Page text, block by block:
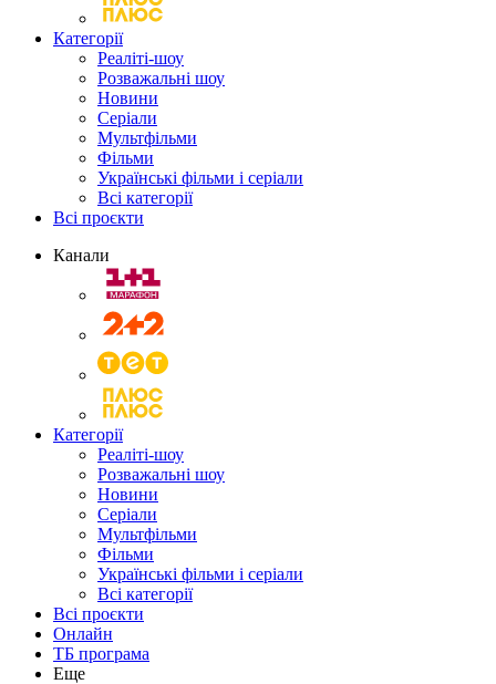
Категорії
Реаліті-шоу
Розважальні шоу
Новини
Серіали
Мультфільми
Фільми
Українські фільми і серіали
Всі категорії
Всі проєкти
Канали
Категорії
Реаліті-шоу
Розважальні шоу
Новини
Серіали
Мультфільми
Фільми
Українські фільми і серіали
Всі категорії
Всі проєкти
Онлайн
ТБ програма
Еще